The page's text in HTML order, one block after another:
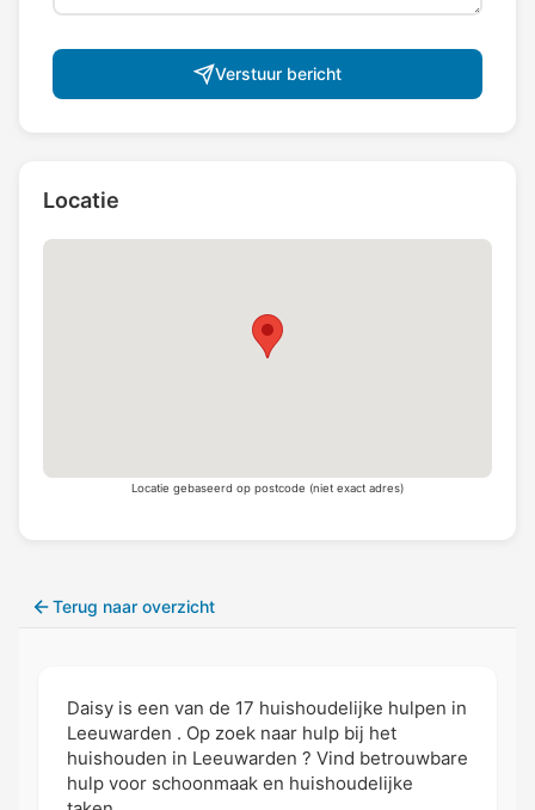
Verstuur bericht
Locatie
Locatie gebaseerd op postcode (niet exact adres)
Terug naar overzicht
Daisy is een van de 17 huishoudelijke hulpen in
Leeuwarden . Op zoek naar hulp bij het
huishouden in Leeuwarden ? Vind betrouwbare
hulp voor schoonmaak en huishoudelijke